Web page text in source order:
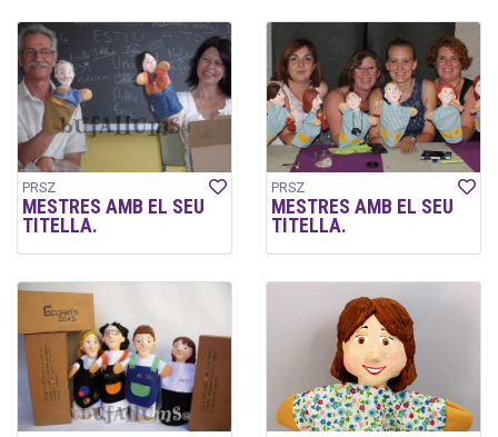
PRSZ
MESTRES AMB EL SEU
TITELLA.
PRSZ
MESTRES AMB EL SEU
TITELLA.